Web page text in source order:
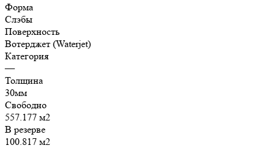
Форма
Слэбы
Поверхность
Вотерджет (Waterjet)
Категория
—
Толщина
30мм
Свободно
557.177 м2
В резерве
100.817 м2